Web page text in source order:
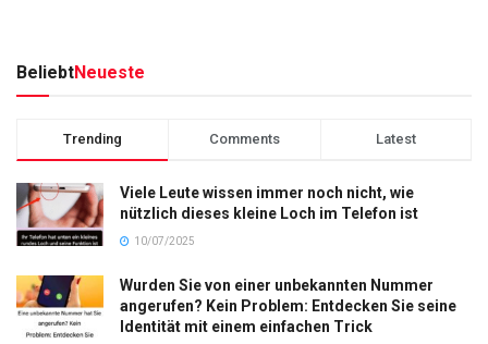
BeliebtNeueste
Trending Comments Latest
Viele Leute wissen immer noch nicht, wie
nützlich dieses kleine Loch im Telefon ist
10/07/2025
Wurden Sie von einer unbekannten Nummer
angerufen? Kein Problem: Entdecken Sie seine
Identität mit einem einfachen Trick